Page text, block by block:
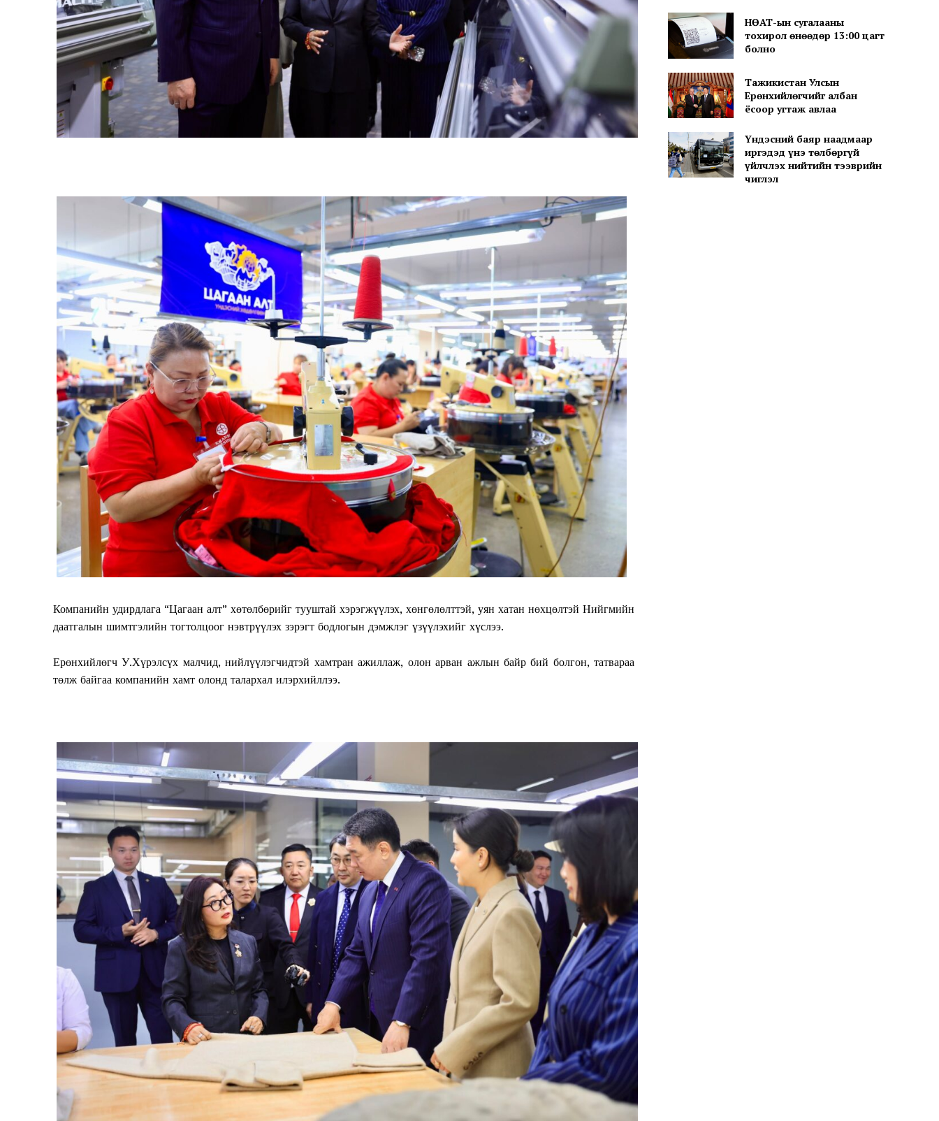
News Week
Magazine PRO
SUBSCRIBE NOW
Company
Subscription Plans
My account
Компанийн удирдлага “Цагаан алт” хөтөлбөрийг тууштай хэрэгжүүлэх, хөнгөлөлттэй, уян хатан нөхцөлтэй Нийгмийн
даатгалын шимтгэлийн тогтолцоог нэвтрүүлэх зэрэгт бодлогын дэмжлэг үзүүлэхийг хүслээ.
Ерөнхийлөгч У.Хүрэлсүх малчид, нийлүүлэгчидтэй хамтран ажиллаж, олон арван ажлын байр бий болгон, татвараа
төлж байгаа компанийн хамт олонд талархал илэрхийллээ.
НӨАТ-ын сугалааны
тохирол өнөөдөр 13:00 цагт
болно
Тажикистан Улсын
Ерөнхийлөгчийг албан
ёсоор угтаж авлаа
Үндэсний баяр наадмаар
иргэдэд үнэ төлбөргүй
үйлчлэх нийтийн тээврийн
чиглэл